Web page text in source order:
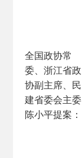
全国政协常
委、浙江省政
协副主席、民
建省委会主委
陈小平提案：